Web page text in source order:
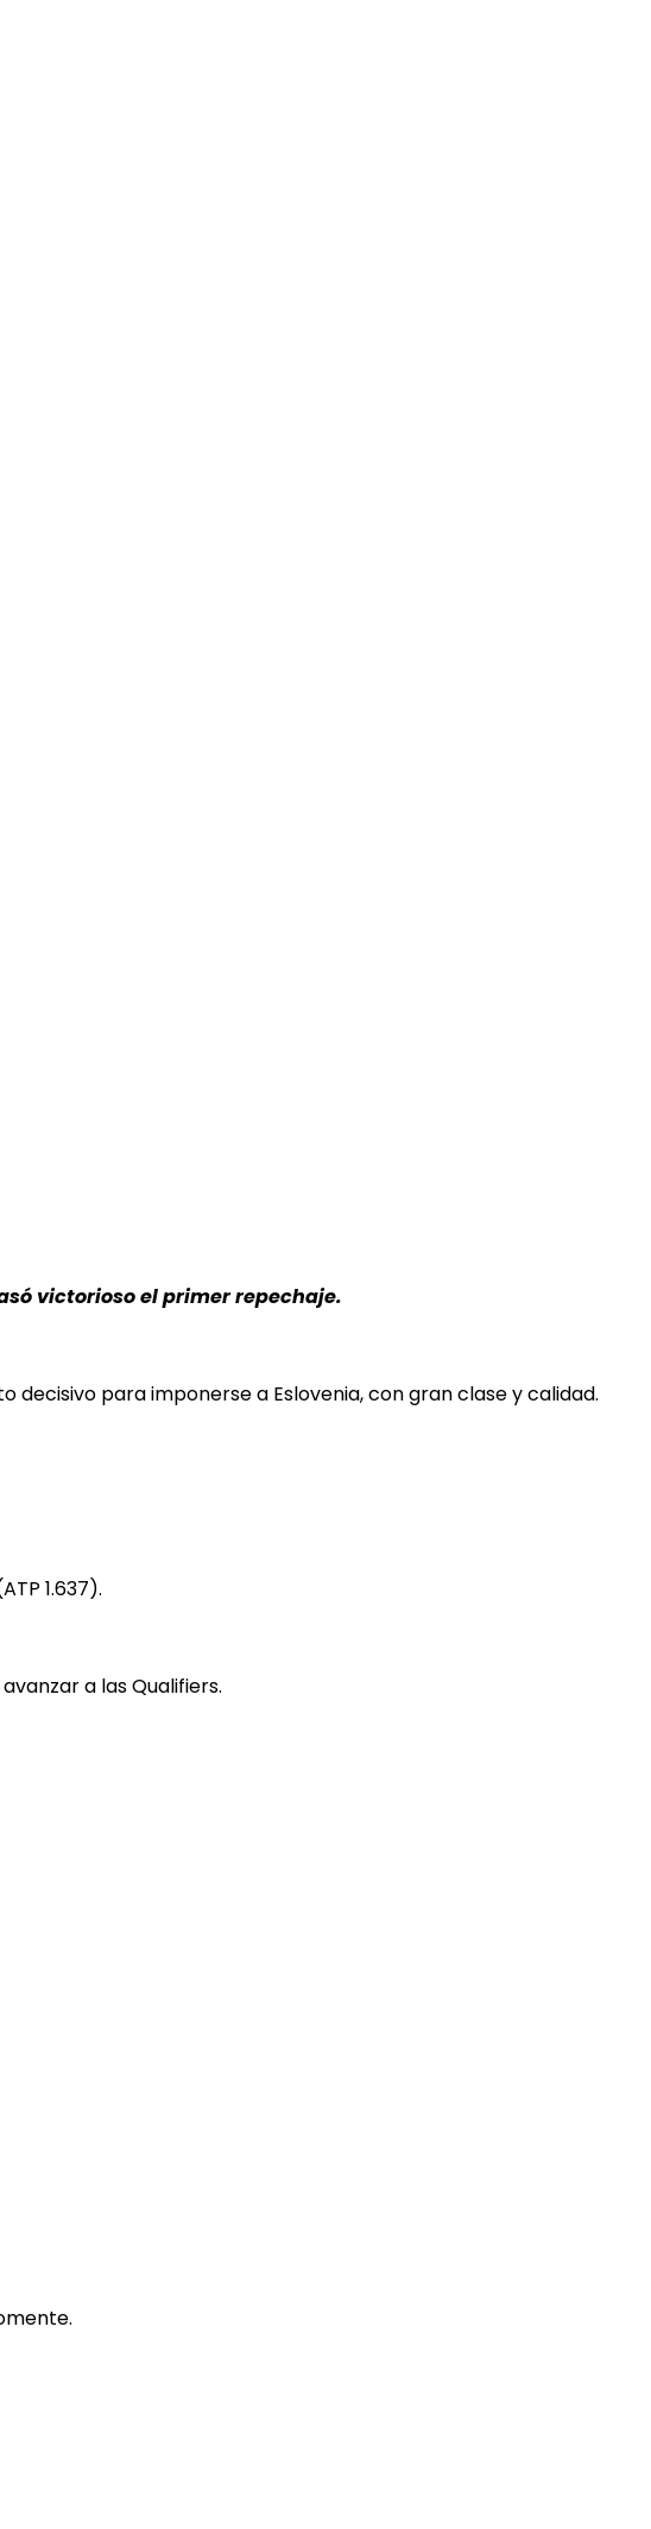
victorioso el primer repechaje.
decisivo para imponerse a Eslovenia, con gran clase y calidad.
1.637).
a las Qualifiers.